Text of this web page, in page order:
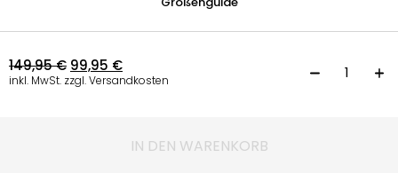
149,95€ 99,95 €
inkl. MwSt. zzgl. Versandkosten
IN DEN WARENKORB